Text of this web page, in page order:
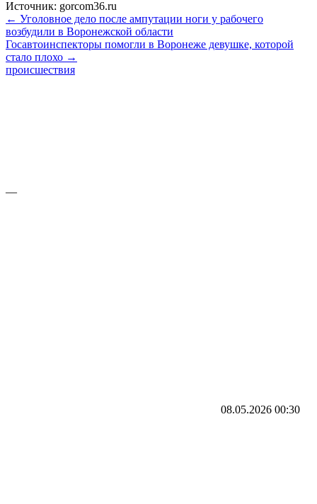
Источник: gorcom36.ru
← Уголовное дело после ампутации ноги у рабочего
возбудили в Воронежской области
Госавтоинспекторы помогли в Воронеже девушке, которой
стало плохо →
происшествия
—
08.05.2026 00:30